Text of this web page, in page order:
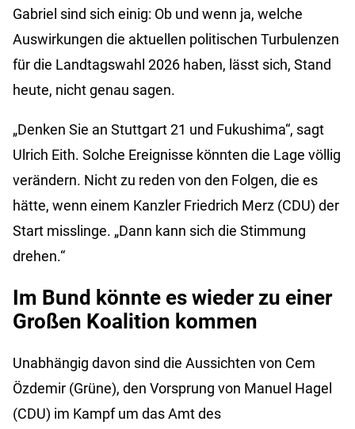
Gabriel sind sich einig: Ob und wenn ja, welche
Auswirkungen die aktuellen politischen Turbulenzen
für die Landtagswahl 2026 haben, lässt sich, Stand
heute, nicht genau sagen.
„Denken Sie an Stuttgart 21 und Fukushima“, sagt
Ulrich Eith. Solche Ereignisse könnten die Lage völlig
verändern. Nicht zu reden von den Folgen, die es
hätte, wenn einem Kanzler Friedrich Merz (CDU) der
Start misslinge. „Dann kann sich die Stimmung
drehen.“
Im Bund könnte es wieder zu einer
Großen Koalition kommen
Unabhängig davon sind die Aussichten von Cem
Özdemir (Grüne), den Vorsprung von Manuel Hagel
(CDU) im Kampf um das Amt des